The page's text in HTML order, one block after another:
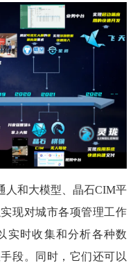
人和大模型、晶石CIM平
现对城市各项管理工作
实时收集和分析各种数
段。同时，它们还可以